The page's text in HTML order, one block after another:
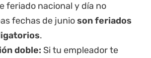
feriado nacional y día no
fechas de junioson feriados
.
doble: Si tu empleador te